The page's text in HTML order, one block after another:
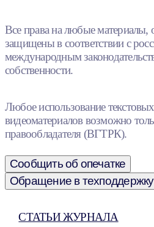
Все права на любые материалы,
защищены в соответствии с
международным
собственности.
Любое использование
видеоматериалов возможно
правообладателя (ВГТРК).
Сообщить об опечатке
Обращение в техподдержку
СТАТЬИ ЖУРНАЛА